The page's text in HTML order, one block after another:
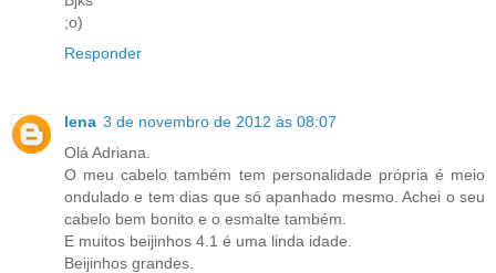
;o)
Responder
lena 3 de novembro de 2012 às 08:07
Olá Adriana.
O meu cabelo também tem personalidade própria é meio
ondulado e tem dias que só apanhado mesmo. Achei o seu
cabelo bem bonito e o esmalte também.
E muitos beijinhos 4.1 é uma linda idade.
Beijinhos grandes.